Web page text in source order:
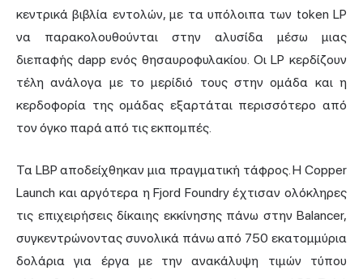
κεντρικά βιβλία εντολών, με τα υπόλοιπα των token LP
να παρακολουθούνται στην αλυσίδα μέσω μιας
διεπαφής dapp ενός θησαυροφυλακίου. Οι LP κερδίζουν
τέλη ανάλογα με το μερίδιό τους στην ομάδα και η
κερδοφορία της ομάδας εξαρτάται περισσότερο από
τον όγκο παρά από τις εκπομπές.
Τα LBP αποδείχθηκαν μια πραγματική τάφρος. Η Copper
Launch και αργότερα η Fjord Foundry έχτισαν ολόκληρες
τις επιχειρήσεις δίκαιης εκκίνησης πάνω στην Balancer,
συγκεντρώνοντας συνολικά πάνω από 750 εκατομμύρια
δολάρια για έργα με την ανακάλυψη τιμών τύπου